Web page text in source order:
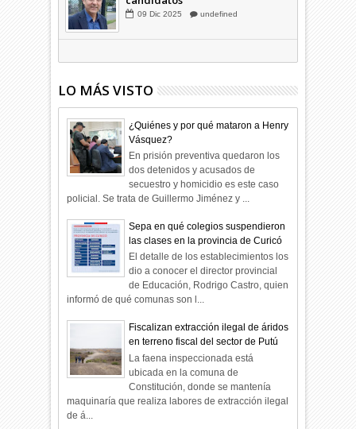
Hagamos la trazabilidad de los
candidatos
LO MÁS VISTO
¿Quiénes y por qué mataron a Henry
Vásquez?
En prisión preventiva quedaron los
dos detenidos y acusados de
secuestro y homicidio es este caso
policial. Se trata de Guillermo Jiménez y ...
Sepa en qué colegios suspendieron
las clases en la provincia de Curicó
El detalle de los establecimientos los
dio a conocer el director provincial
de Educación, Rodrigo Castro, quien
informó de qué comunas son l...
Fiscalizan extracción ilegal de áridos
en terreno fiscal del sector de Putú
La faena inspeccionada está
ubicada en la comuna de
Constitución, donde se mantenía
maquinaría que realiza labores de extracción ilegal
de á...